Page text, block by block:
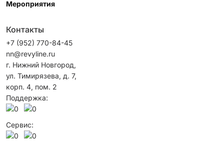
Мероприятия
Контакты
+7 (952) 770-84-45
nn@revyline.ru
г. Нижний Новгород,
ул. Тимирязева, д. 7,
корп. 4, пом. 2
Поддержка:
Сервис: